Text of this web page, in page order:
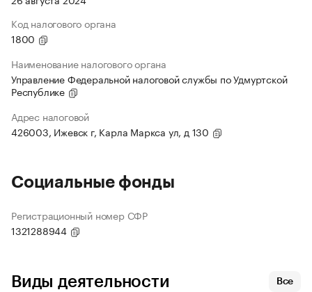
Код налогового органа
1800
Наименование налогового органа
Управление Федеральной налоговой службы по Удмуртской
Республике
Адрес налоговой
426003, Ижевск г, Карла Маркса ул, д 130
Социальные фонды
Регистрационный номер СФР
1321288944
Виды деятельности Все